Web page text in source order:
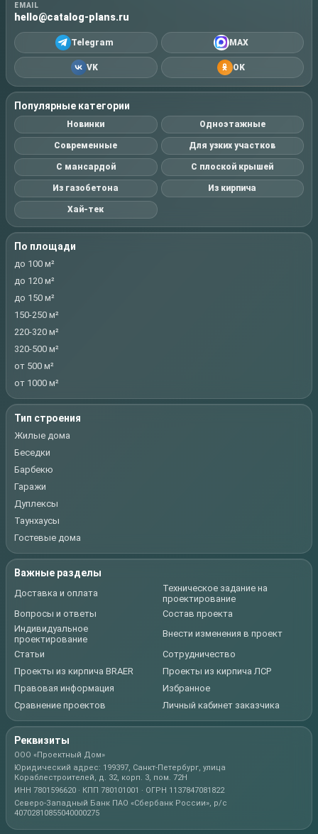
EMAIL
hello@catalog-plans.ru
Telegram MAX
VK OK
Популярные категории
Новинки Одноэтажные
Современные Для узких участков
С мансардой С плоской крышей
Из газобетона Из кирпича
Хай-тек
По площади
до 100 м²
до 120 м²
до 150 м²
150-250 м²
220-320 м²
320-500 м²
от 500 м²
от 1000 м²
Тип строения
Жилые дома
Беседки
Барбекю
Гаражи
Дуплексы
Таунхаусы
Гостевые дома
Важные разделы
Доставка и оплата
Техническое задание на
проектирование
Вопросы и ответы
Состав проекта
Индивидуальное
проектирование
Внести изменения в проект
Статьи
Сотрудничество
Проекты из кирпича BRAER
Проекты из кирпича ЛСР
Правовая информация
Избранное
Сравнение проектов
Личный кабинет заказчика
Реквизиты
ООО «Проектный Дом»
Юридический адрес: 199397, Санкт-Петербург, улица
Кораблестроителей, д. 32, корп. 3, пом. 72Н
ИНН 7801596620 · КПП 780101001 · ОГРН 1137847081822
Северо-Западный Банк ПАО «Сбербанк России», р/с
40702810855040000275